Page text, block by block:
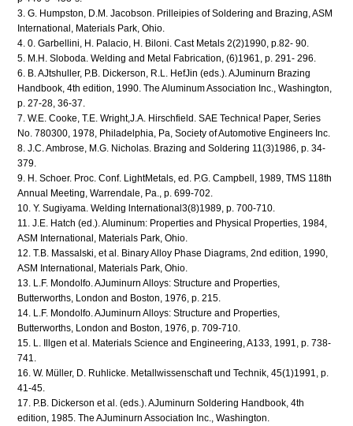
3. G. Humpston, D.M. Jacobson. Prilleipies of Soldering and Brazing, ASM
International, Materials Park, Ohio.
4. 0. Garbellini, H. Palacio, H. Biloni. Cast Metals 2(2)1990, p.82- 90.
5. M.H. Sloboda. Welding and Metal Fabrication, (6)1961, p. 291- 296.
6. B. AJtshuller, P.B. Dickerson, R.L. HefJin (eds.). AJuminurn Brazing
Handbook, 4th edition, 1990. The Aluminum Association Inc., Washington,
p. 27-28, 36-37.
7. W.E. Cooke, T.E. Wright,J.A. Hirschfield. SAE Technica! Paper, Series
No. 780300, 1978, Philadelphia, Pa, Society of Automotive Engineers Inc.
8. J.C. Ambrose, M.G. Nicholas. Brazing and Soldering 11(3)1986, p. 34-
379.
9. H. Schoer. Proc. Conf. LightMetals, ed. P.G. Campbell, 1989, TMS 118th
Annual Meeting, Warrendale, Pa., p. 699-702.
10. Y. Sugiyama. Welding lnternational3(8)1989, p. 700-710.
11. J.E. Hatch (ed.). Aluminum: Properties and Physical Properties, 1984,
ASM International, Materials Park, Ohio.
12. T.B. Massalski, et al. Binary Alloy Phase Diagrams, 2nd edition, 1990,
ASM International, Materials Park, Ohio.
13. L.F. Mondolfo. AJuminurn Alloys: Structure and Properties,
Butterworths, London and Boston, 1976, p. 215.
14. L.F. Mondolfo. AJuminurn Alloys: Structure and Properties,
Butterworths, London and Boston, 1976, p. 709-710.
15. L. Illgen et al. Materials Science and Engineering, A133, 1991, p. 738-
741.
16. W. Müller, D. Ruhlicke. Metallwissenschaft und Technik, 45(1)1991, p.
41-45.
17. P.B. Dickerson et al. (eds.). AJuminurn Soldering Handbook, 4th
edition, 1985. The AJuminurn Association Inc., Washington.